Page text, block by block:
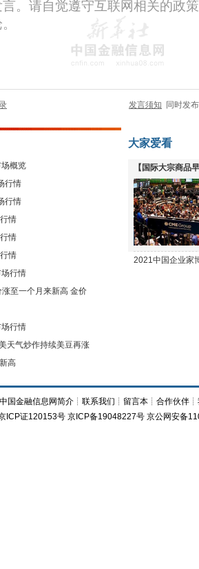
发言须知 同时发
概览
行情
行情
情
情
情
行情
涨至一个月来新高 金价
行情
天气炒作持续美豆再涨
高
大家爱看
【国际大宗商品
下跌
2021中国企业家
中国金融信息网简介 ┊联系我们 ┊ 留言本 ┊合作伙伴 ┊
ICP证120153号 京ICP备19048227号 京公网安备